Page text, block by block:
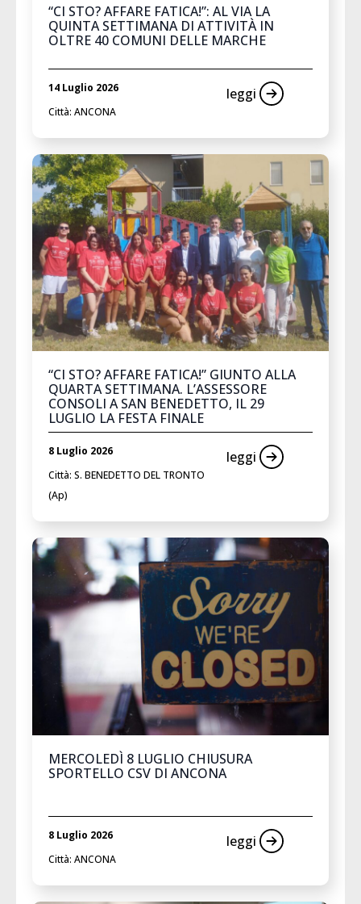
“CI STO? AFFARE FATICA!”: AL VIA LA
QUINTA SETTIMANA DI ATTIVITÀ IN
OLTRE 40 COMUNI DELLE MARCHE
14 Luglio 2026
Città: ANCONA
leggi
“CI STO? AFFARE FATICA!” GIUNTO ALLA
QUARTA SETTIMANA. L’ASSESSORE
CONSOLI A SAN BENEDETTO, IL 29
LUGLIO LA FESTA FINALE
8 Luglio 2026
Città: S. BENEDETTO DEL TRONTO
(Ap)
leggi
MERCOLEDÌ 8 LUGLIO CHIUSURA
SPORTELLO CSV DI ANCONA
8 Luglio 2026
Città: ANCONA
leggi